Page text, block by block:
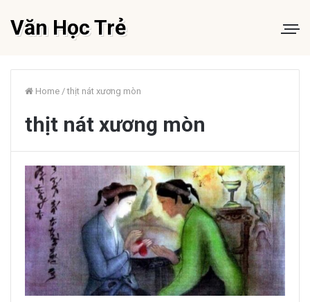
Văn Học Trẻ
Home / thịt nát xương mòn
thịt nát xương mòn